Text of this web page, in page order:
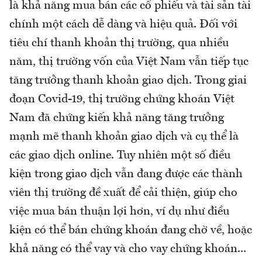
là khả năng mua bán các cổ phiếu và tài sản tài
chính một cách dễ dàng và hiệu quả. Đối với
tiêu chí thanh khoản thị trường, qua nhiều
năm, thị trường vốn của Việt Nam vẫn tiếp tục
tăng trưởng thanh khoản giao dịch. Trong giai
đoạn Covid-19, thị trường chứng khoán Việt
Nam đã chứng kiến khả năng tăng trưởng
mạnh mẽ thanh khoản giao dịch và cụ thể là
các giao dịch online. Tuy nhiên một số điều
kiện trong giao dịch vẫn đang được các thành
viên thị trường đề xuất để cải thiện, giúp cho
việc mua bán thuận lợi hơn, ví dụ như điều
kiện có thể bán chứng khoán đang chờ về, hoặc
khả năng có thể vay và cho vay chứng khoán...